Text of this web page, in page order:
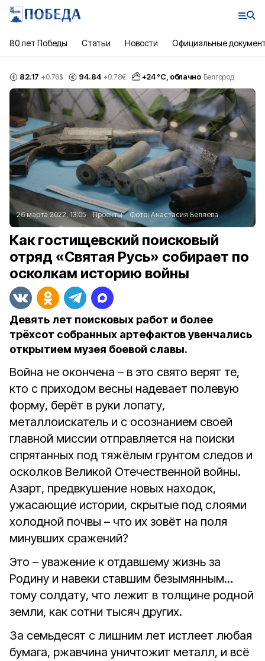
80 лет Победы Статьи Новости Официальные
82.17 +0.76$ 94.84 +0.78€ +24°С, облачно Белгород
26 марта 2022, 13:05 Проекты Фото:Анастасия Беляева
Как гостищевский поисковый
отряд «Святая Русь» собирает по
осколкам историю войны
Девять лет поисковых работ и более
трёхсот собранных артефактов увенчались
открытием музея боевой славы.
Война не окончена – в это свято верят те,
кто с приходом весны надевает полевую
форму, берёт в руки лопату,
металлоискатель и с осознанием своей
главной миссии отправляется на поиски
спрятанных под тяжёлым грунтом следов и
осколков Великой Отечественной войны.
Азарт, предвкушение новых находок,
ужасающие истории, скрытые под слоями
холодной почвы – что их зовёт на поля
минувших сражений?
Это – уважение к отдавшему жизнь за
Родину и навеки ставшим безымянным…
тому солдату, что лежит в толщине родной
земли, как сотни тысяч других.
За семьдесят с лишним лет истлеет любая
бумага, ржавчина уничтожит металл, и всё